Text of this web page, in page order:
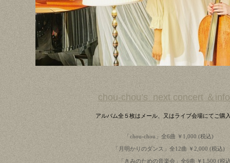
chou-chou’s next concert ＆info
アルバム全５枚はメール、又はライブ会場にてご購
「chou-chou」全6曲 ￥1,000 (税込)
「月明かりのダンス」全12曲 ￥2,000 (税込)
「きみのための音楽会」全6曲 ￥1,500 (税